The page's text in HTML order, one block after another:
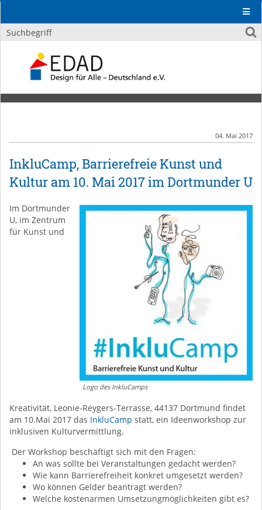
04. Mai 2017
InkluCamp, Barrierefreie Kunst und
Kultur am 10. Mai 2017 im Dortmunder U
Logo des InkluCamps
Im Dortmunder
U, im Zentrum
für Kunst und
Kreativität, Leonie-Reygers-Terrasse, 44137 Dortmund findet
am 10.Mai 2017 das InkluCamp statt, ein Ideenworkshop zur
inklusiven Kulturvermittlung.
Der Workshop beschäftigt sich mit den Fragen:
An was sollte bei Veranstaltungen gedacht werden?
Wie kann Barrierefreiheit konkret umgesetzt werden?
Wo können Gelder beantragt werden?
Welche kostenarmen Umsetzungmöglichkeiten gibt es?